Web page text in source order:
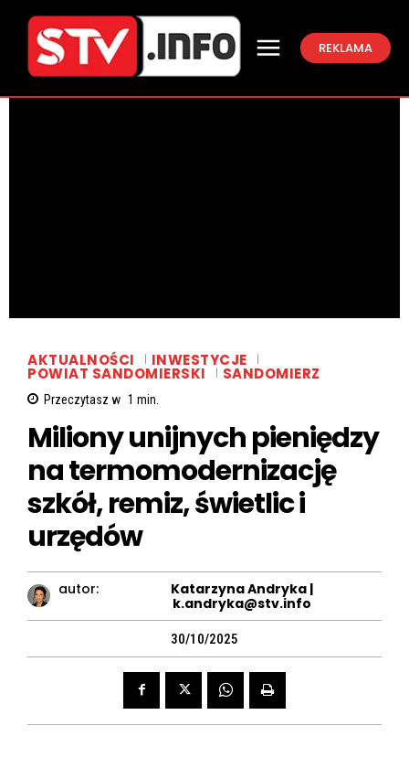
REKLAMA
AKTUALNOŚCI INWESTYCJE
POWIAT SANDOMIERSKI SANDOMIERZ
Przeczytasz w 1 min.
Miliony unijnych pieniędzy
na termomodernizację
szkół, remiz, świetlic i
urzędów
autor:
Katarzyna Andryka |
k.andryka@stv.info
30/10/2025